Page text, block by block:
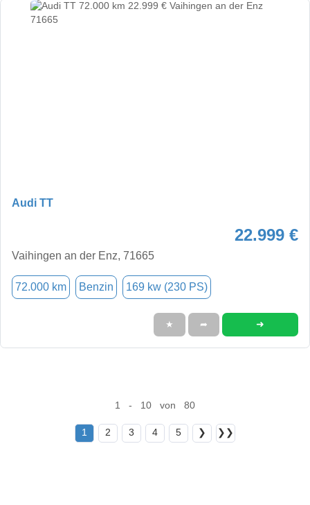
Audi TT
22.999 €
Vaihingen an der Enz, 71665
72.000 km Benzin 169 kw (230 PS)
★ ➦ ➜
1 - 10 von 80
1 2 3 4 5 ❯ ❯❯